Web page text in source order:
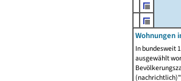
Wohnungen
In bundesweit
ausgewählt